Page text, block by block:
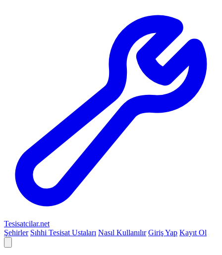
Tesisatcilar.net
Şehirler Sıhhi Tesisat Ustaları Nasıl Kullanılır Giriş Yap Kayıt Ol